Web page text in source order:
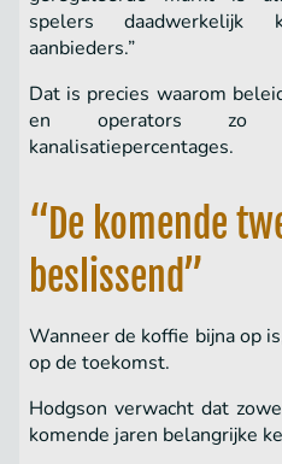
spelers daadwerkelijk
aanbieders.”
Dat is precies waarom
en operators zo
kanalisatiepercentages.
“De komende
beslissend”
Wanneer de koffie bijna op
op de toekomst.
Hodgson verwacht dat
komende jaren belangrijke